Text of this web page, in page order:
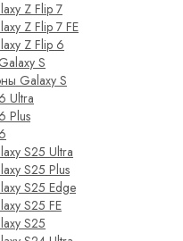
Z Flip 7
Z Flip 7 FE
Z Flip 6
S
Galaxy S
Ultra
Plus
S25 Ultra
S25 Plus
S25 Edge
S25 FE
S25